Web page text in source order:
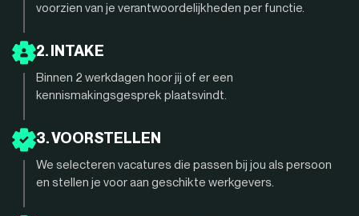
voorzien van je verantwoordelijkheden per functie.
2. INTAKE
Binnen 2 werkdagen hoor jij of er een
kennismakingsgesprek plaatsvindt.
3. VOORSTELLEN
We selecteren vacatures die passen bij jou als persoon
en stellen je voor aan geschikte werkgevers.